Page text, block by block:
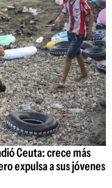
Ceuta: crece más
expulsa a sus jóvenes